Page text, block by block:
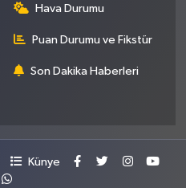
Hava Durumu
Puan Durumu ve Fikstür
Son Dakika Haberleri
Künye